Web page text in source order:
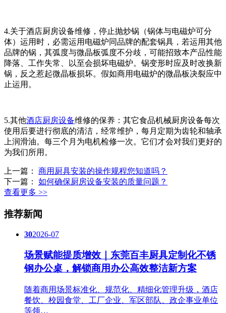
4.关于酒店厨房设备维修，停止抛炒锅（锅体与电磁炉可分
体）运用时，必需运用电磁炉同品牌的配套锅具，若运用其他
品牌的锅，其弧度与微晶板弧度不分歧，可能招致本产品性能
降落、工作失常、以至会损坏电磁炉。锅变形时应及时改换新
锅，反之惹起微晶板损坏。假如商用电磁炉的微晶板决裂应中
止运用。
5.其他酒店厨房设备维修的保养：其它食品机械厨房设备每次
使用后要进行彻底的清洁，经常维护，每月定期为齿轮和轴承
上润滑油。每三个月为电机检修一次。它们才会对我们更好的
为我们所用。
上一篇： 商用厨具安装的操作规程您知道吗？
下一篇： 如何确保厨房设备安装的质量问题？
查看更多 >>
推荐新闻
302026-07
场景赋能提质增效｜东莞百丰厨具定制化不锈
钢办公桌，解锁商用办公高效整洁新方案
随着商用场景标准化、规范化、精细化管理升级，酒店
餐饮、校园食堂、工厂企业、军区部队、政企事业单位
等领…